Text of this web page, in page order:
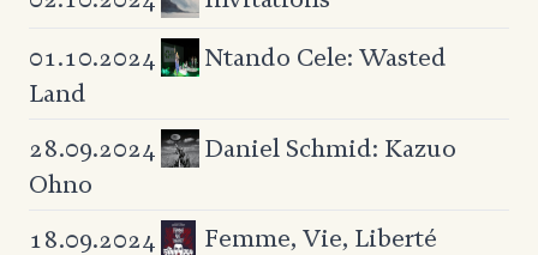
01.10.2024
Ntando Cele: Wasted
Land
28.09.2024
Daniel Schmid: Kazuo
Ohno
18.09.2024
Femme, Vie, Liberté